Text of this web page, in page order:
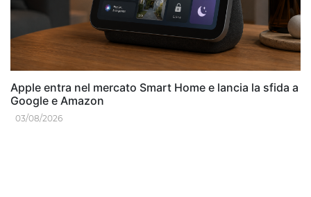
Apple entra nel mercato Smart Home e lancia la sfida a
Google e Amazon
03/08/2026